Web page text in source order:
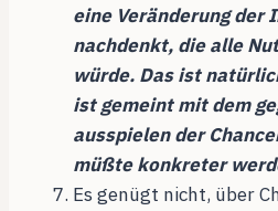
eine Veränderung
nachdenkt, die alle
würde. Das ist
ist gemeint mit dem
ausspielen der
müßte konkreter
Es genügt nicht, über